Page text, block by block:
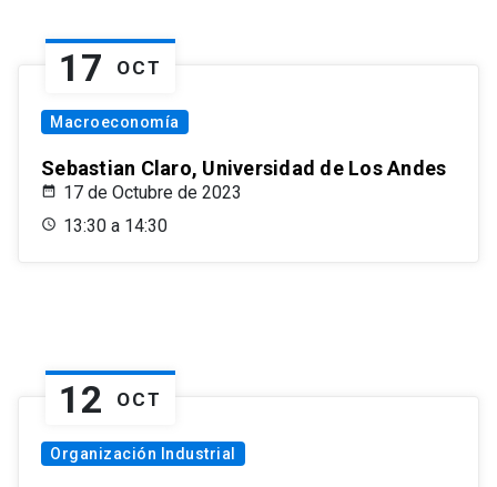
17 OCT
Macroeconomía
Sebastian Claro, Universidad de Los Andes
17 de Octubre de 2023
13:30 a 14:30
12 OCT
Organización Industrial